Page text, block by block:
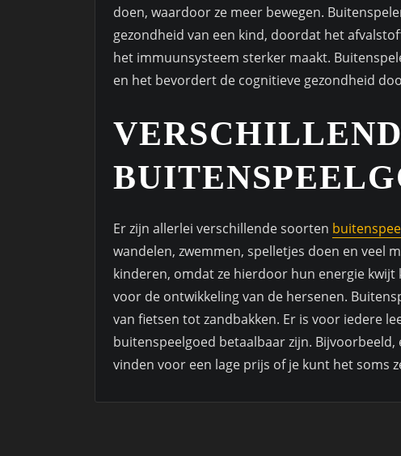
doen, waardoor ze meer bewegen.
gezondheid van een kind, doordat het
het immuunsysteem sterker maakt.
en het bevordert de cognitieve gezondheid
Er zijn allerlei verschillende soorten
wandelen, zwemmen, spelletjes doen en veel
kinderen, omdat ze hierdoor hun energie
voor de ontwikkeling van de hersenen.
van fietsen tot zandbakken. Er is voor iedere
buitenspeelgoed betaalbaar zijn.
vinden voor een lage prijs of je kunt het soms